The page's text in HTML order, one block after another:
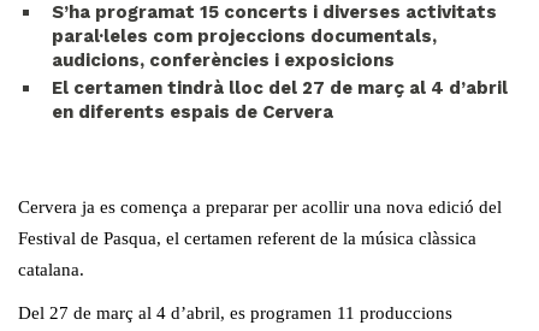
S’ha programat 15 concerts i diverses activitats
paral·leles com projeccions documentals,
audicions, conferències i exposicions
El certamen tindrà lloc del 27 de març al 4 d’abril
en diferents espais de Cervera
Cervera ja es comença a preparar per acollir una nova edició del
Festival de Pasqua, el certamen referent de la música clàssica
catalana.
Del 27 de març al 4 d’abril, es programen 11 produccions